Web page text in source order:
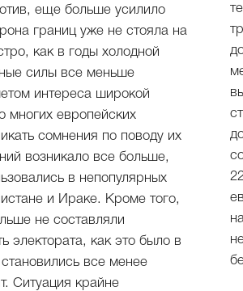
еще больше усилило
границ уже не стояла на
как в годы холодной
силы все меньше
интереса широкой
многих европейских
сомнения по поводу их
возникало все больше,
в непопулярных
и Ираке. Кроме того,
не составляли
электората, как это было в
все менее
Ситуация крайне